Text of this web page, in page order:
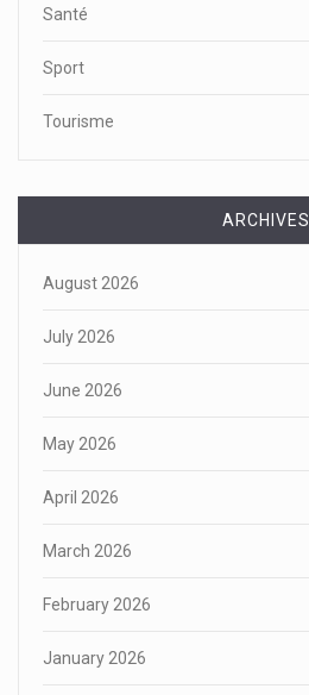
Santé
Sport
Tourisme
ARCHIVES
August 2026
July 2026
June 2026
May 2026
April 2026
March 2026
February 2026
January 2026